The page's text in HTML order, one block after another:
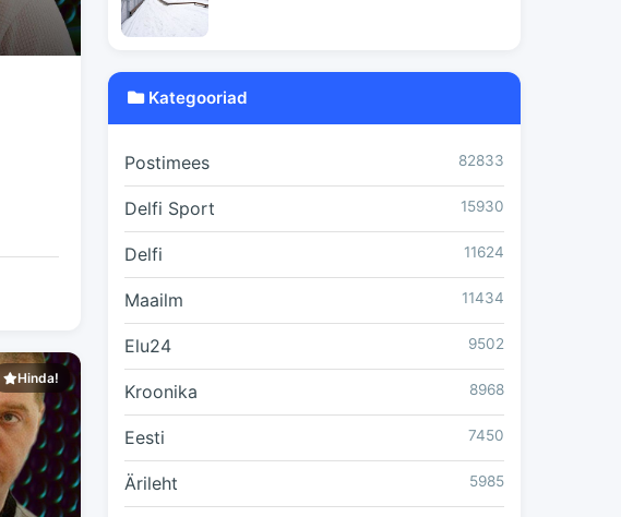
Hinda!
Kategooriad
Postimees 82833
Delfi Sport 15930
Delfi 11624
Maailm 11434
Elu24 9502
Kroonika 8968
Eesti 7450
Ärileht 5985